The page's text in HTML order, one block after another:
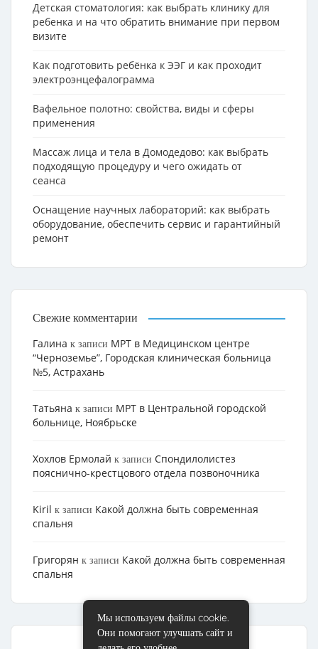
Детская стоматология: как выбрать клинику для
ребенка и на что обратить внимание при первом
визите
Как подготовить ребёнка к ЭЭГ и как проходит
электроэнцефалограмма
Вафельное полотно: свойства, виды и сферы
применения
Массаж лица и тела в Домодедово: как выбрать
подходящую процедуру и чего ожидать от
сеанса
Оснащение научных лабораторий: как выбрать
оборудование, обеспечить сервис и гарантийный
ремонт
Свежие комментарии
Галина к записи МРТ в Медицинском центре
“Черноземье”, Городская клиническая больница
№5, Астрахань
Татьяна к записи МРТ в Центральной городской
больнице, Ноябрьске
Хохлов Ермолай к записи Cпондилолистез
пояснично-крестцового отдела позвоночника
Kiril к записи Какой должна быть современная
спальня
Григорян к записи Какой должна быть современная
спальня
Мы используем файлы cookie.
Они помогают улучшать сайт и